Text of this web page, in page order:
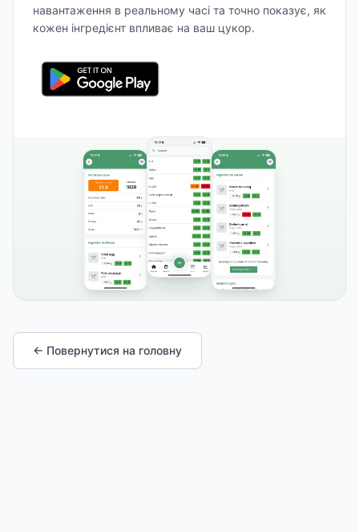
навантаження в реальному часі та точно показує, як
кожен інгредієнт впливає на ваш цукор.
← Повернутися на головну